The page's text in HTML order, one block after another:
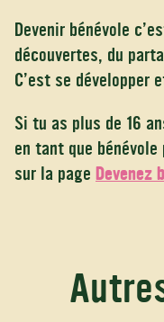
Devenir bénévole
découvertes, du
C’est se développer
Si tu as plus de 16
en tant que
sur la page Devenez